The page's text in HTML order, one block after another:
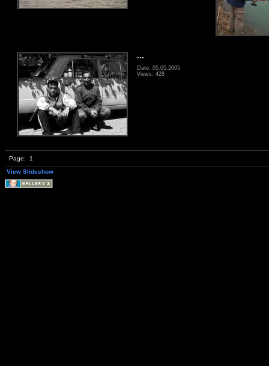
...
Date: 05.05.2005
Views: 428
Page:
1
View Slideshow